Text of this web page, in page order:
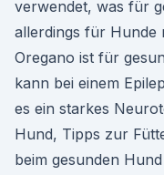
verwendet, was für
allerdings für Hunde
Oregano ist für
kann bei einem
es ein starkes
Hund, Tipps zur
beim gesunden